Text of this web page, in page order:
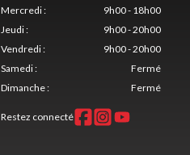
Mercredi:
9h00 - 18h00
Jeudi:
9h00 - 20h00
Vendredi:
9h00 - 20h00
Samedi:
Fermé
Dimanche: Fermé
Restez connecté